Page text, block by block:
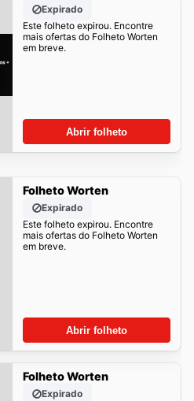
Expirado
Este folheto expirou. Encontre
mais ofertas do Folheto Worten
em breve.
Abrir folheto
Folheto Worten
Expirado
Este folheto expirou. Encontre
mais ofertas do Folheto Worten
em breve.
Abrir folheto
Folheto Worten
Expirado